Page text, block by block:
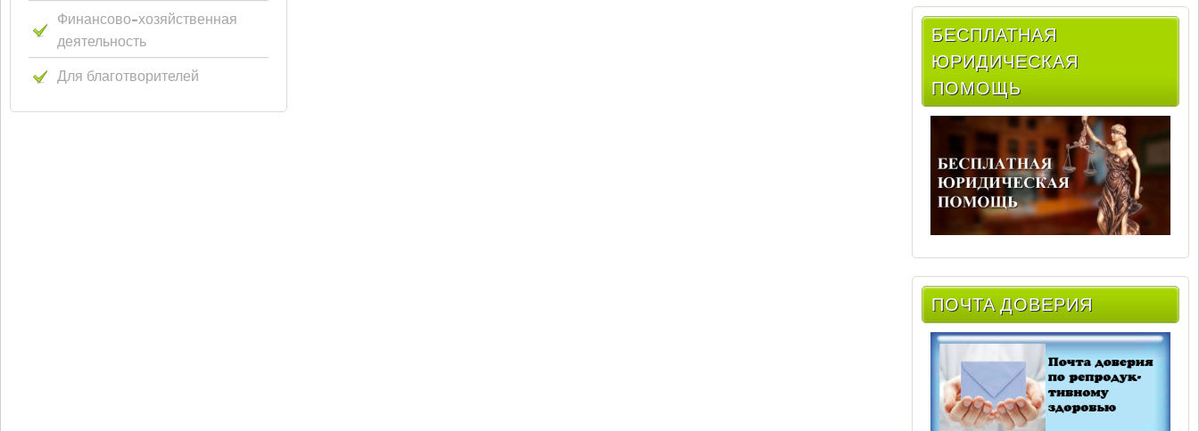
Финансово-хозяйственная
деятельность
Для благотворителей
БЕСПЛАТНАЯ
ЮРИДИЧЕСКАЯ
ПОМОЩЬ
ПОЧТА ДОВЕРИЯ